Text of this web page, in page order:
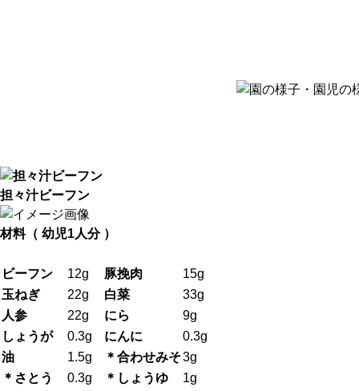
担々汁ビーフン
材料（ 幼児1人分 ）
ビーフン 12g 豚挽肉
15g
玉ねぎ
22g 白菜
33g
人参
22g にら
9g
しょうが
0.3g にんに
0.3g
油
1.5g ＊合わせみそ3g
＊さとう
0.3g ＊しょうゆ
1g